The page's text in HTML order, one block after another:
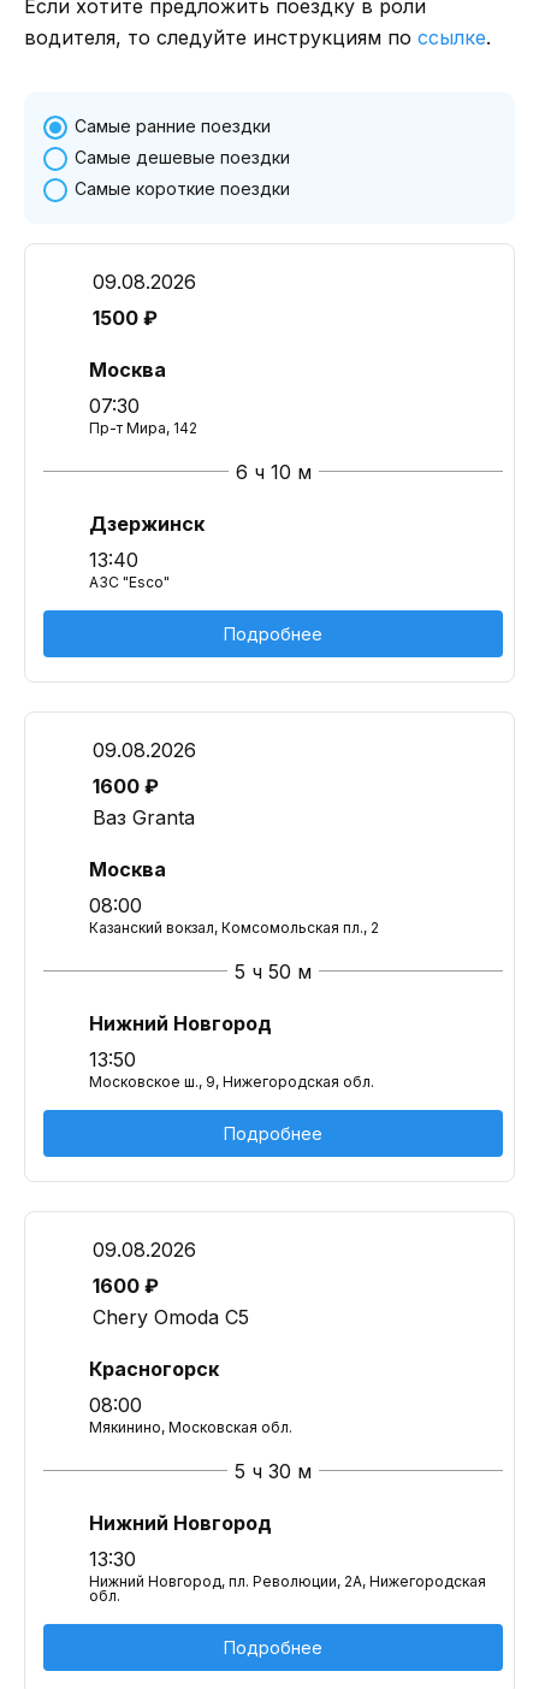
Если хотите предложить поездку в роли
водителя, то следуйте инструкциям по ссылке.
Самые ранние поездки
Самые дешевые поездки
Самые короткие поездки
09.08.2026
1500 ₽
Москва
07:30
Пр-т Мира, 142
6 ч 10 м
Дзержинск
13:40
АЗС "Esco"
Подробнее
09.08.2026
1600 ₽
Ваз Granta
Москва
08:00
Казанский вокзал, Комсомольская пл., 2
5 ч 50 м
Нижний Новгород
13:50
Московское ш., 9, Нижегородская обл.
Подробнее
09.08.2026
1600 ₽
Chery Omoda C5
Красногорск
08:00
Мякинино, Московская обл.
5 ч 30 м
Нижний Новгород
13:30
Нижний Новгород, пл. Революции, 2А, Нижегородская
обл.
Подробнее